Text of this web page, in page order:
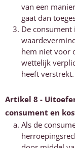
van een
gaat dan
De
hem niet voor
wettelijk
heeft verstrekt.
Artikel 8 -
consument en
Als de